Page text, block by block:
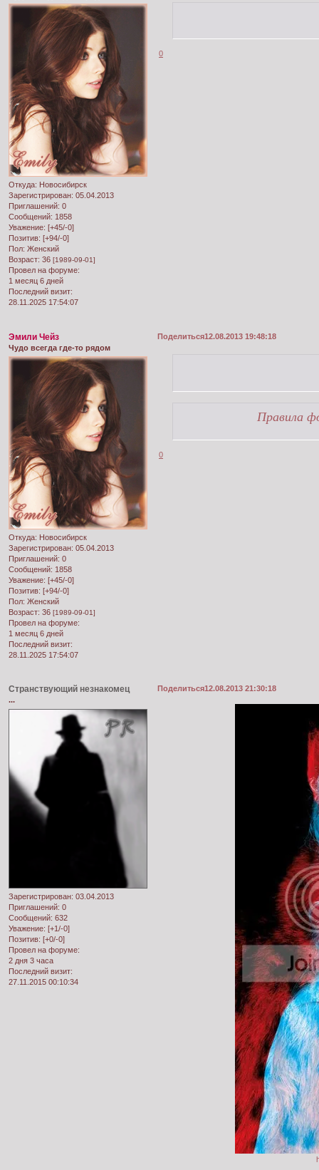
Откуда: Новосибирск
Зарегистрирован: 05.04.2013
Приглашений: 0
Сообщений: 1858
Уважение: [+45/-0]
Позитив: [+94/-0]
Пол: Женский
Возраст: 36 [1989-09-01]
Провел на форуме:
1 месяц 6 дней
Последний визит:
28.11.2025 17:54:07
0
Поделиться12.08.2013 19:48:18
Эмили Чейз
Чудо всегда где-то рядом
Откуда: Новосибирск
Зарегистрирован: 05.04.2013
Приглашений: 0
Сообщений: 1858
Уважение: [+45/-0]
Позитив: [+94/-0]
Пол: Женский
Возраст: 36 [1989-09-01]
Провел на форуме:
1 месяц 6 дней
Последний визит:
28.11.2025 17:54:07
Правила
0
Поделиться12.08.2013 21:30:18
Странствующий незнакомец
...
Зарегистрирован: 03.04.2013
Приглашений: 0
Сообщений: 632
Уважение: [+1/-0]
Позитив: [+0/-0]
Провел на форуме:
2 дня 3 часа
Последний визит:
27.11.2015 00:10:34